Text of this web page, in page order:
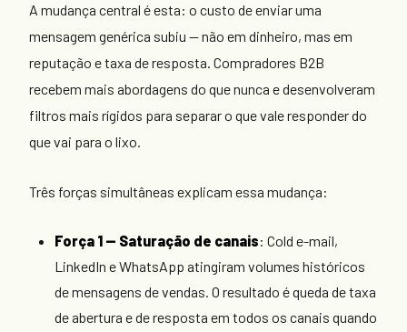
A mudança central é esta: o custo de enviar uma
mensagem genérica subiu — não em dinheiro, mas em
reputação e taxa de resposta. Compradores B2B
recebem mais abordagens do que nunca e desenvolveram
filtros mais rígidos para separar o que vale responder do
que vai para o lixo.
Três forças simultâneas explicam essa mudança:
Força 1 — Saturação de canais: Cold e-mail,
LinkedIn e WhatsApp atingiram volumes históricos
de mensagens de vendas. O resultado é queda de taxa
de abertura e de resposta em todos os canais quando